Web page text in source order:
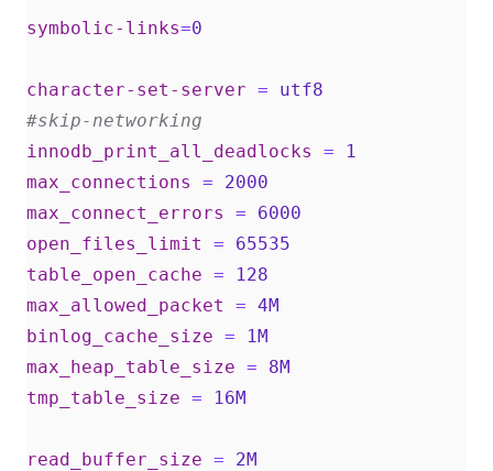
symbolic-links=0
character-set-server =
utf8
#skip-networking
innodb_print_all_deadlocks
=
1
max_connections
=
2000
max_connect_errors
=
6000
open_files_limit
=
65535
table_open_cache =
128
max_allowed_packet
= 4M
binlog_cache_size =
1M
max_heap_table_size =
8M
tmp_table_size = 16M
read_buffer_size =
2M